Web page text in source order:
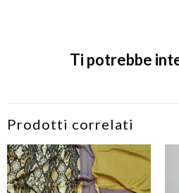
Ti potrebbe
Prodotti correlati